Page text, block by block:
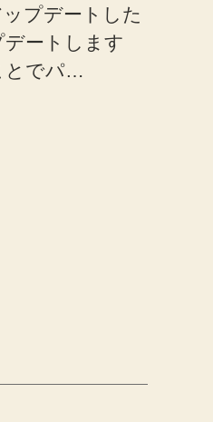
プデートした
ートします
とでパ…